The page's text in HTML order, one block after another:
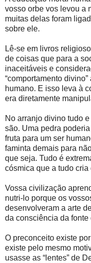
vosso orbe vos levou a
muitas delas foram
sobre ele.
Lê-se em livros
de coisas que para a
inaceitáveis e
“comportamento
humano. E isso leva à
era diretamente
No arranjo divino tudo
são. Uma pedra
fruta para um ser
faminta demais para
que seja. Tudo é
cósmica que a tudo cria
Vossa civilização
nutri-lo porque os
desenvolveram a arte
da consciência da fonte
O preconceito existe
existe pelo mesmo
usasse as “lentes” de